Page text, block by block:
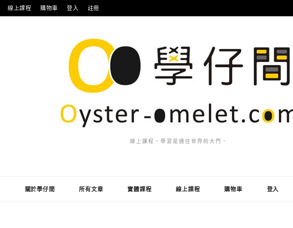
線上課程 購物車 登入 註冊
線上課程，學習是通往世界的大門。
關於學仔間 所有文章 實體課程 線上課程 購物車 登入